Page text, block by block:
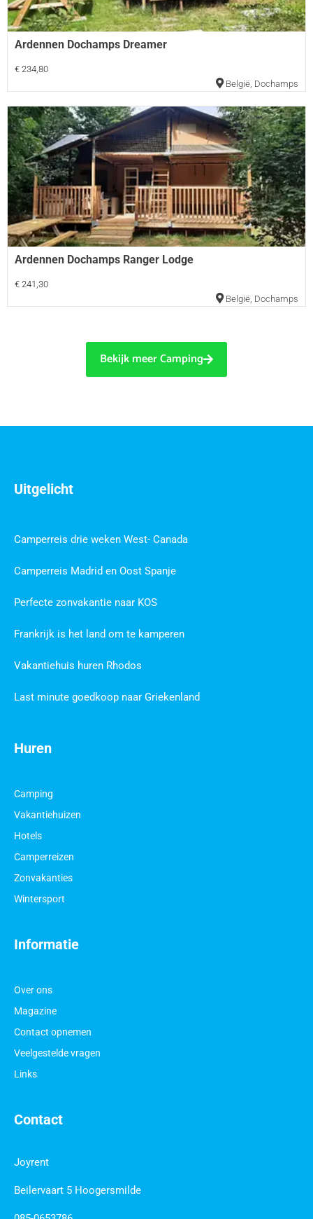
Ardennen Dochamps Dreamer
€ 234,80
België Dochamps
Ardennen Dochamps Ranger Lodge
€ 241,30
België Dochamps
Bekijk meer Camping
Contact
Joyrent
Beilervaart 5 Hoogersmilde
Informatie
Over ons
Magazine
Contact opnemen
Veelgestelde vragen
Links
Huren
Camping
Vakantiehuizen
Hotels
Camperreizen
Zonvakanties
Wintersport
Uitgelicht
Camperreis drie weken West- Canada
Camperreis Madrid en Oost Spanje
Perfecte zonvakantie naar KOS
Frankrijk is het land om te kamperen
Vakantiehuis huren Rhodos
Last minute goedkoop naar Griekenland